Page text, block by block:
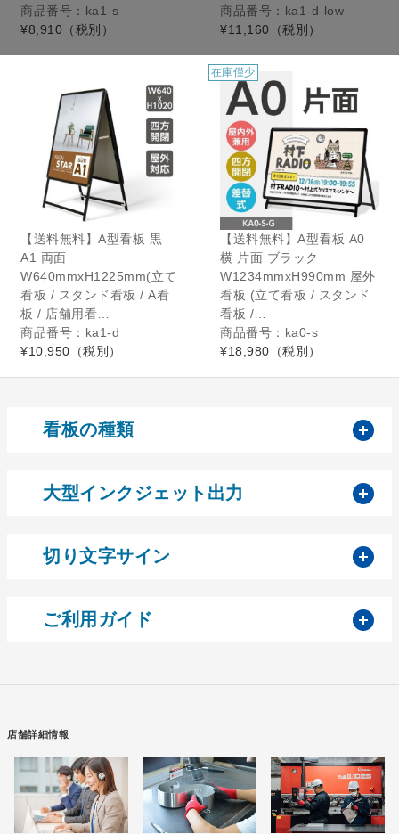
商品番号：ka1-s
¥8,910 （税別）
商品番号：ka1-d-low
¥11,160 （税別）
【送料無料】A型看板 黒
A1 両面
W640mmxH1225mm(立て
看板 / スタンド看板 / A看
板 / 店舗用看…
商品番号：ka1-d
¥10,950 （税別）
在庫僅少
【送料無料】A型看板 A0
横 片面 ブラック
W1234mmxH990mm 屋外
看板 (立て看板 / スタンド
看板 /…
商品番号：ka0-s
在庫僅少
¥18,980 （税別）
看板の種類
大型インクジェット出力
切り文字サイン
ご利用ガイド
店舗詳細情報